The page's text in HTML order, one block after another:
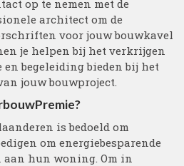
op te nemen met de
architect om de
voor jouw bouwkavel
je helpen bij het verkrijgen
begeleiding bieden bij het
jouw bouwproject.
is bedoeld om
om energiebesparende
hun woning. Om in